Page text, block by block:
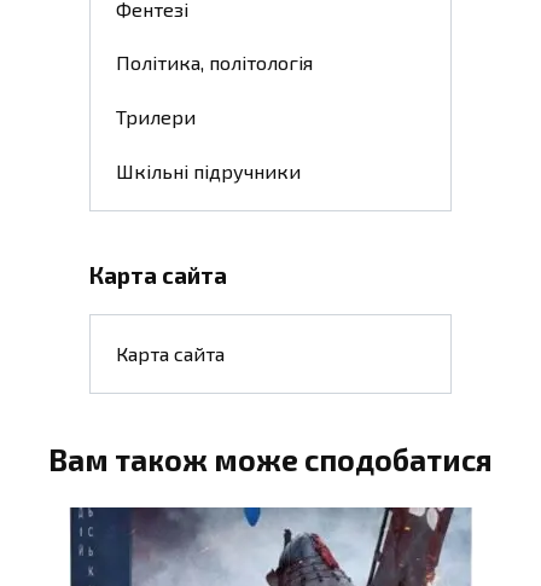
Фентезі
Політика, політологія
Трилери
Шкільні підручники
Карта сайта
Карта сайта
Вам також може сподобатися